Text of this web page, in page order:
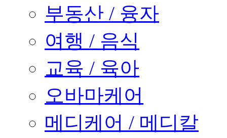
부동산 / 융자
여행 / 음식
교육 / 육아
오바마케어
메디케어 / 메디칼